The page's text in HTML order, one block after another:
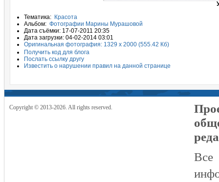
Тематика: Красота
Альбом: Фотографии Марины Мурашовой
Дата съёмки: 17-07-2011 20:35
Дата загрузки: 04-02-2014 03:01
Оригинальная фотография: 1329 x 2000 (555.42 Кб)
Получить код для блога
Послать ссылку другу
Известить о нарушении правил на данной странице
Copyright © 2013-2026. All rights reserved.